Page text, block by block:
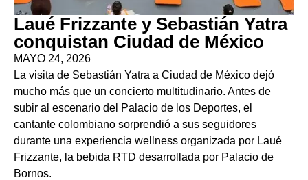
Laué Frizzante y Sebastián Yatra
conquistan Ciudad de México
MAYO 24, 2026
La visita de Sebastián Yatra a Ciudad de México dejó
mucho más que un concierto multitudinario. Antes de
subir al escenario del Palacio de los Deportes, el
cantante colombiano sorprendió a sus seguidores
durante una experiencia wellness organizada por Laué
Frizzante, la bebida RTD desarrollada por Palacio de
Bornos.